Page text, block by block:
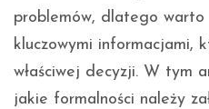
problemów, dlatego warto
kluczowymi informacjami,
właściwej decyzji. W tym
jakie formalności należy